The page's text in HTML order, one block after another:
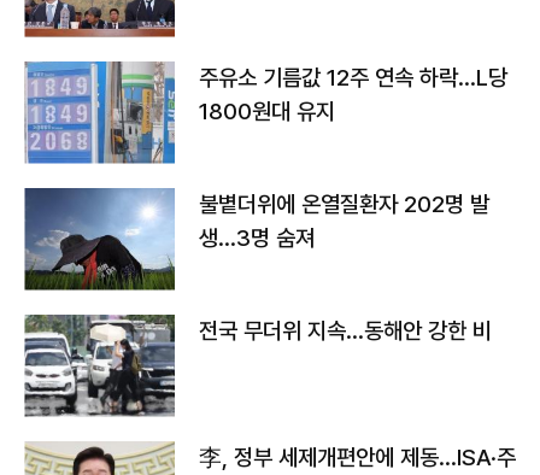
주유소 기름값 12주 연속 하락…L당
1800원대 유지
불볕더위에 온열질환자 202명 발
생…3명 숨져
전국 무더위 지속…동해안 강한 비
李, 정부 세제개편안에 제동…ISA·주